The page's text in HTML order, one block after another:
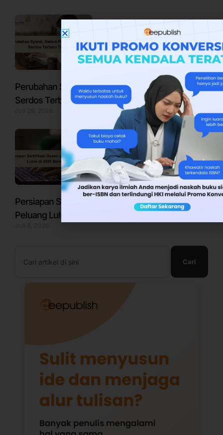
Perubahan Syarat, Sistem Penilaian, dan Jadwal
Serdos Terbaru Tahun 2026
Persiapan Sertifikasi Dosen yang Matang,
Peluang Lulus di 2026 Semakin Besar
Cari